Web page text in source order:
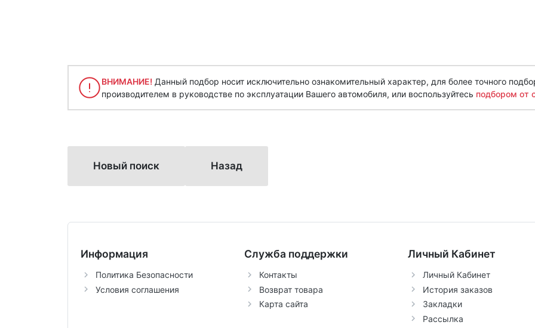
ВНИМАНИЕ! Данный подбор носит исключительно ознакомительный характер, для более точного
производителем в руководстве по эксплуатации Вашего автомобиля, или воспользуйтесь подбором от
Новый поиск Назад
Информация
Политика Безопасности
Условия соглашения
Служба поддержки
Контакты
Возврат товара
Карта сайта
Личный Кабинет
Личный Кабинет
История заказов
Закладки
Рассылка